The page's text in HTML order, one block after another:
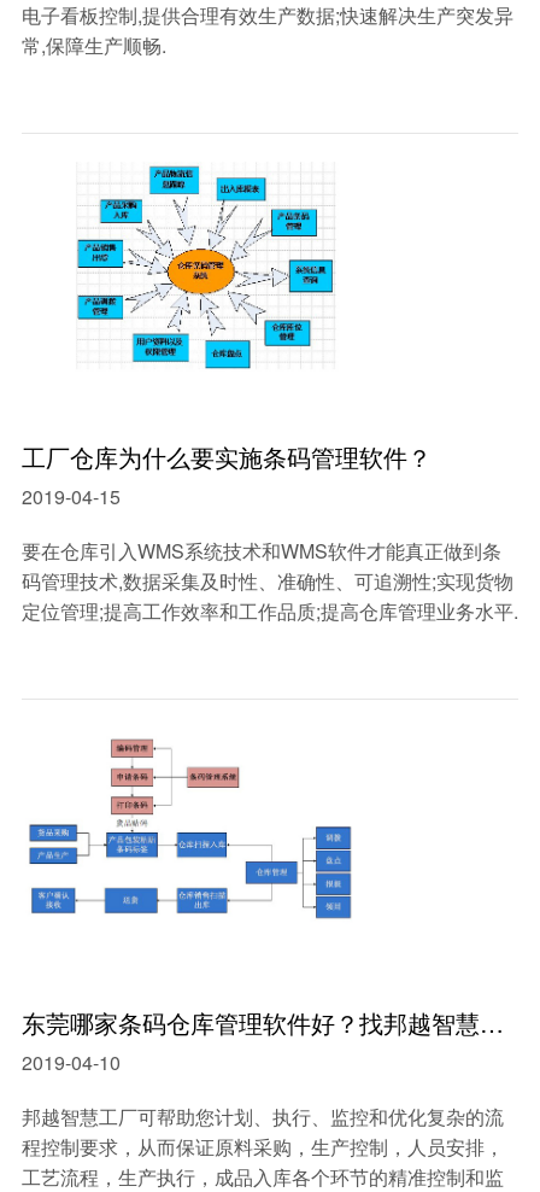
电子看板控制,提供合理有效生产数据;快速解决生产突发异
常,保障生产顺畅.
工厂仓库为什么要实施条码管理软件？
2019-04-15
要在仓库引入WMS系统技术和WMS软件才能真正做到条
码管理技术,数据采集及时性、准确性、可追溯性;实现货物
定位管理;提高工作效率和工作品质;提高仓库管理业务水平.
东莞哪家条码仓库管理软件好？找邦越智慧工厂
2019-04-10
邦越智慧工厂可帮助您计划、执行、监控和优化复杂的流
程控制要求，从而保证原料采购，生产控制，人员安排，
工艺流程，生产执行，成品入库各个环节的精准控制和监